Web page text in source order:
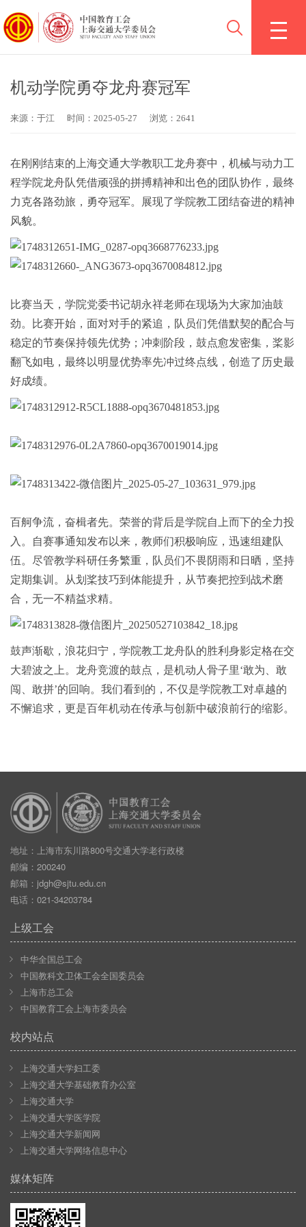
机动学院勇夺龙舟赛冠军
来源：于江 时间：2025-05-27 浏览：2641
在刚刚结束的上海交通大学教职工龙舟赛中，机械与动力工
程学院龙舟队凭借顽强的拼搏精神和出色的团队协作，最终
力克各路劲旅，勇夺冠军。展现了学院教工团结奋进的精神
风貌。
比赛当天，学院党委书记胡永祥老师在现场为大家加油鼓
劲。比赛开始，面对对手的紧追，队员们凭借默契的配合与
稳定的节奏保持领先优势；冲刺阶段，鼓点愈发密集，桨影
翻飞如电，最终以明显优势率先冲过终点线，创造了历史最
好成绩。
百舸争流，奋楫者先。荣誉的背后是学院自上而下的全力投
入。自赛事通知发布以来，教师们积极响应，迅速组建队
伍。尽管教学科研任务繁重，队员们不畏阴雨和日晒，坚持
定期集训。从划桨技巧到体能提升，从节奏把控到战术磨
合，无一不精益求精。
鼓声渐歇，浪花归宁，学院教工龙舟队的胜利身影定格在交
大碧波之上。龙舟竞渡的鼓点，是机动人骨子里‘敢为、敢
闯、敢拼’的回响。我们看到的，不仅是学院教工对卓越的
不懈追求，更是百年机动在传承与创新中破浪前行的缩影。
地址：上海市东川路800号交通大学老行政楼
邮编：200240
邮箱： jdgh@sjtu.edu.cn
电话：021-34203784
上级工会
中华全国总工会
中国教科文卫体工会全国委员会
上海市总工会
中国教育工会上海市委员会
校内站点
上海交通大学妇工委
上海交通大学基础教育办公室
上海交通大学
上海交通大学医学院
上海交通大学新闻网
上海交通大学网络信息中心
媒体矩阵